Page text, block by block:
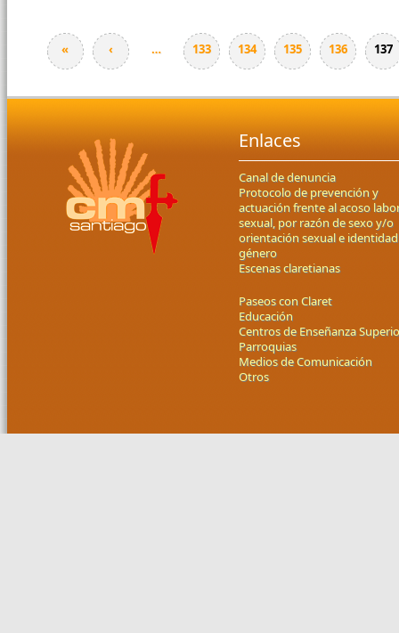
Páginas
« ‹ … 133 134 135 136 137
Enlaces
Canal de denuncia
Protocolo de prevención y
actuación frente al acoso
sexual, por razón de sexo y/o
orientación sexual e
género
Escenas claretianas
Paseos con Claret
Educación
Centros de Enseñanza
Parroquias
Medios de Comunicación
Otros